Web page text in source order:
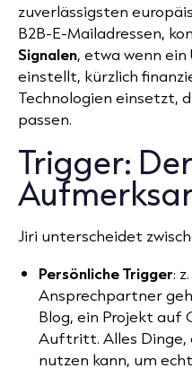
zuverlässigsten
B2B-E-Mailadressen,
Signalen, etwa wenn
einstellt, kürzlich
Technologien einsetzt,
passen.
Trigger:
Jiri unterscheidet
Persönliche Trigger:
Ansprechpartner
Blog, ein Projekt auf
Auftritt. Alles Dinge,
nutzen kann, um